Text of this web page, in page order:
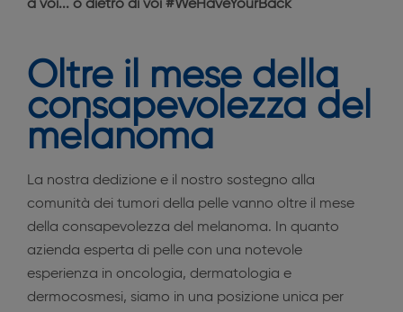
a voi... o dietro di voi #WeHaveYourBack
Oltre il mese della
consapevolezza del
melanoma
La nostra dedizione e il nostro sostegno alla
comunità dei tumori della pelle vanno oltre il mese
della consapevolezza del melanoma. In quanto
azienda esperta di pelle con una notevole
esperienza in oncologia, dermatologia e
dermocosmesi, siamo in una posizione unica per